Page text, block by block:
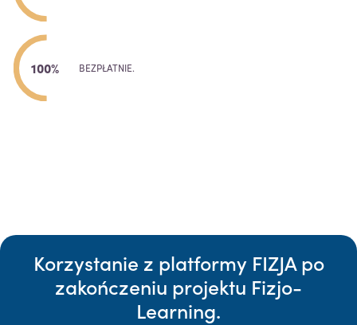
100% BEZPŁATNIE.
Korzystanie z platformy FIZJA po
zakończeniu projektu Fizjo-
Learning.